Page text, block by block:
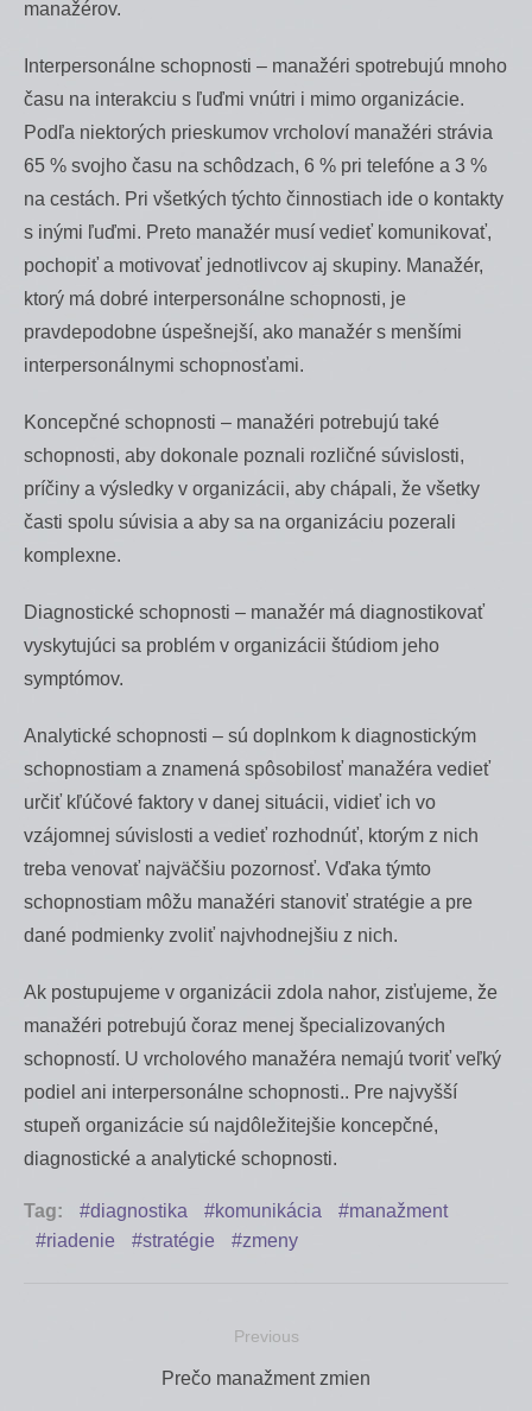
manažérov.
Interpersonálne schopnosti – manažéri spotrebujú mnoho
času na interakciu s ľuďmi vnútri i mimo organizácie.
Podľa niektorých prieskumov vrcholoví manažéri strávia
65 % svojho času na schôdzach, 6 % pri telefóne a 3 %
na cestách. Pri všetkých týchto činnostiach ide o kontakty
s inými ľuďmi. Preto manažér musí vedieť komunikovať,
pochopiť a motivovať jednotlivcov aj skupiny. Manažér,
ktorý má dobré interpersonálne schopnosti, je
pravdepodobne úspešnejší, ako manažér s menšími
interpersonálnymi schopnosťami.
Koncepčné schopnosti – manažéri potrebujú také
schopnosti, aby dokonale poznali rozličné súvislosti,
príčiny a výsledky v organizácii, aby chápali, že všetky
časti spolu súvisia a aby sa na organizáciu pozerali
komplexne.
Diagnostické schopnosti – manažér má diagnostikovať
vyskytujúci sa problém v organizácii štúdiom jeho
symptómov.
Analytické schopnosti – sú doplnkom k diagnostickým
schopnostiam a znamená spôsobilosť manažéra vedieť
určiť kľúčové faktory v danej situácii, vidieť ich vo
vzájomnej súvislosti a vedieť rozhodnúť, ktorým z nich
treba venovať najväčšiu pozornosť. Vďaka týmto
schopnostiam môžu manažéri stanoviť stratégie a pre
dané podmienky zvoliť najvhodnejšiu z nich.
Ak postupujeme v organizácii zdola nahor, zisťujeme, že
manažéri potrebujú čoraz menej špecializovaných
schopností. U vrcholového manažéra nemajú tvoriť veľký
podiel ani interpersonálne schopnosti.. Pre najvyšší
stupeň organizácie sú najdôležitejšie koncepčné,
diagnostické a analytické schopnosti.
Tag: diagnostika komunikácia
manažment
riadenie
stratégie zmeny
Previous
Previous
Prečo manažment zmien